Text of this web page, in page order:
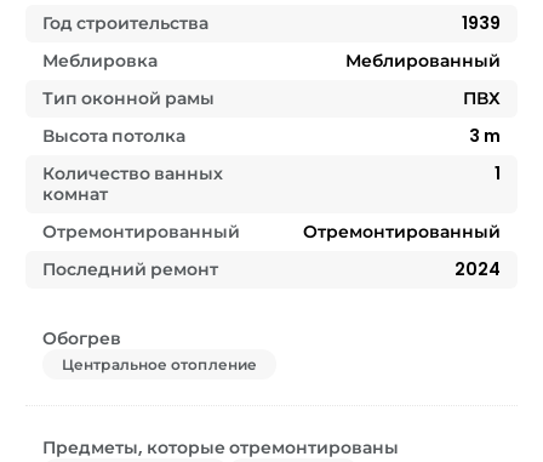
Год строительства
1939
Меблировка
Меблированный
Тип оконной рамы
ПВХ
Высота потолка
3 m
Количество ванных
комнат
1
Отремонтированный
Отремонтированный
Последний ремонт
2024
Обогрев
Центральное отопление
Предметы, которые отремонтированы